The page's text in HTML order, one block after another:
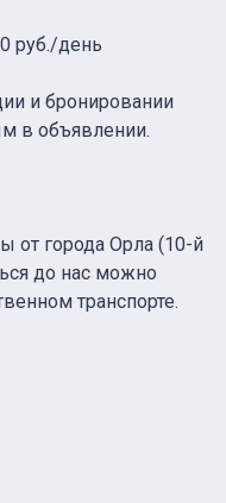
руб./день
и бронировании
в объявлении.
от города Орла (10-й
до нас можно
транспорте.